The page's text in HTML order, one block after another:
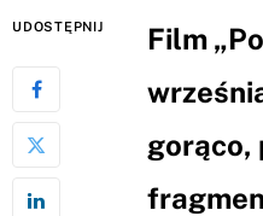
UDOSTĘPNIJ
Film
gorąco,